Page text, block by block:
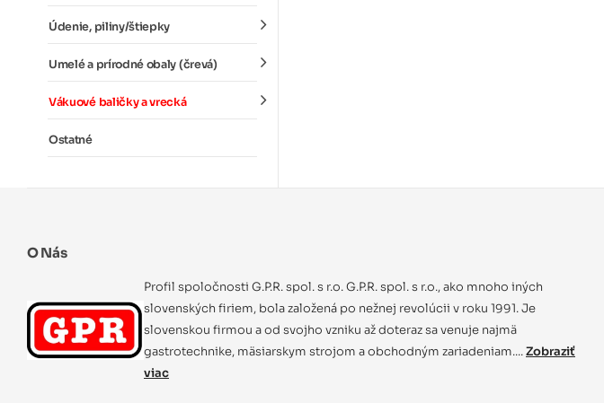
Údenie, piliny/štiepky
Umelé a prírodné obaly (črevá)
Vákuové baličky a vrecká
Ostatné
O Nás
Profil spoločnosti G.P.R. spol. s r.o. G.P.R. spol. s r.o., ako mnoho iných
slovenských firiem, bola založená po nežnej revolúcii v roku 1991. Je
slovenskou firmou a od svojho vzniku až doteraz sa venuje najmä
gastrotechnike, mäsiarskym strojom a obchodným zariadeniam....Zobraziť
viac